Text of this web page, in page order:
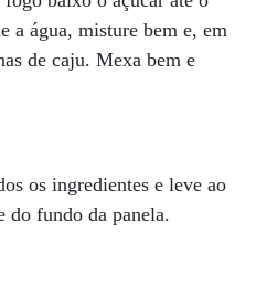
a água, misture bem e, em
de caju. Mexa bem e
os ingredientes e leve ao
do fundo da panela.